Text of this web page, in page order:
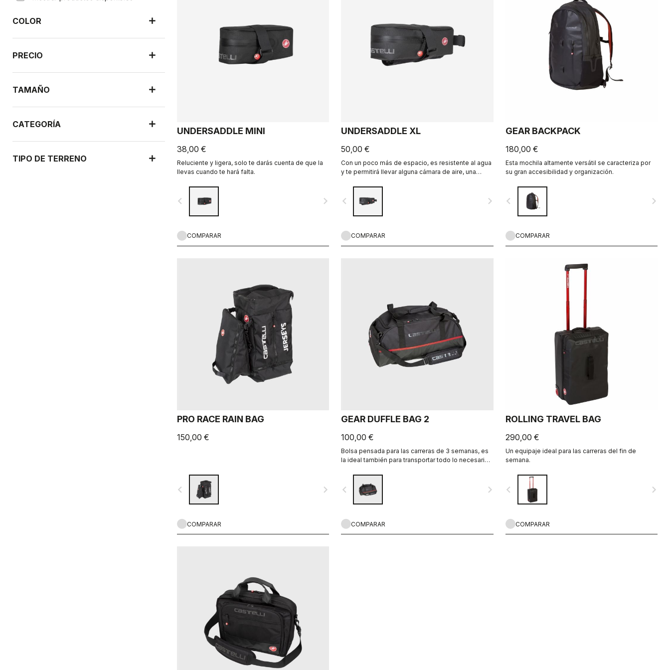
COLOR
PRECIO
TAMAÑO
CATEGORÍA
TIPO DE TERRENO
UNDERSADDLE MINI
38,00 €
Reluciente y ligera, solo te darás cuenta de que la
llevas cuando te hará falta.
navigate_before navigate_next
COMPARAR
UNDERSADDLE XL
50,00 €
Con un poco más de espacio, es resistente al agua
y te permitirá llevar alguna cámara de aire, una
bien guardado debajo de tu sillín.
navigate_before navigate_next
COMPARAR
GEAR BACKPACK
180,00 €
Esta mochila altamente versátil se caracteriza por
su gran accesibilidad y organización.
navigate_before navigate_next
COMPARAR
PRO RACE RAIN BAG
150,00 €
navigate_before navigate_next
COMPARAR
GEAR DUFFLE BAG 2
100,00 €
Bolsa pensada para las carreras de 3 semanas, es
la ideal también para transportar todo lo necesario
para los diferentes tipos de terreno.
navigate_before navigate_next
COMPARAR
ROLLING TRAVEL BAG
290,00 €
Un equipaje ideal para las carreras del fin de
semana.
navigate_before navigate_next
COMPARAR